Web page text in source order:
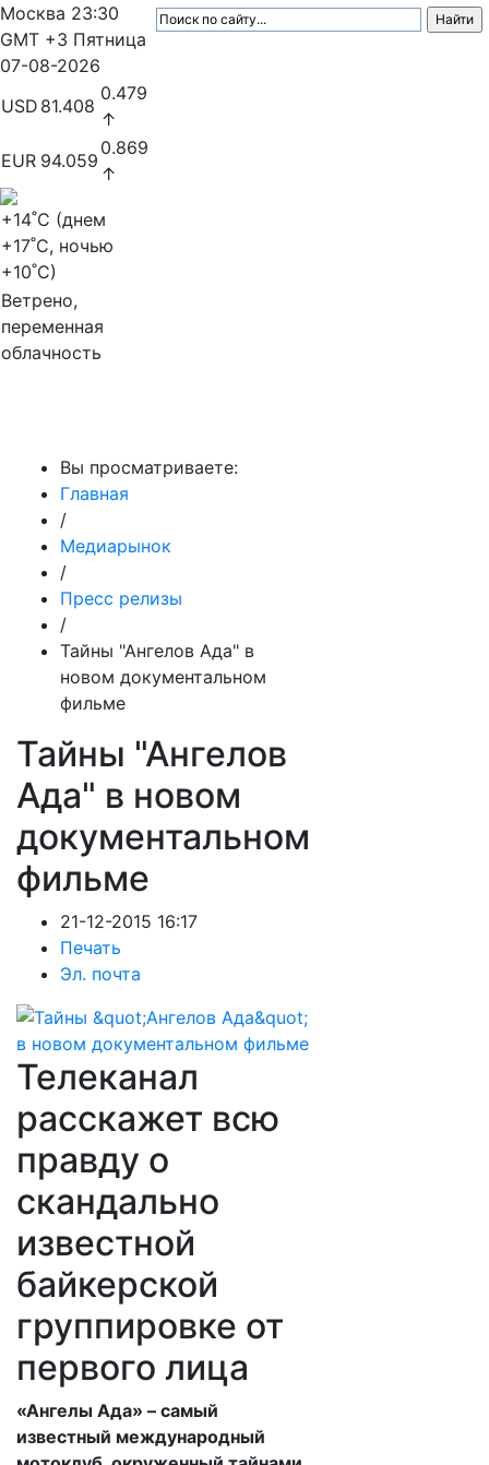
Москва 23:30
GMT +3 Пятница
07-08-2026
USD 81.408
0.479
↑
EUR 94.059
0.869
↑
+14˚C (днем
+17˚C, ночью
+10˚C)
Ветрено,
переменная
облачность
Вы просматриваете:
Главная
/
Медиарынок
/
Пресс релизы
/
Тайны "Ангелов Ада" в
новом документальном
фильме
Тайны "Ангелов
Ада" в новом
документальном
фильме
21-12-2015 16:17
Печать
Эл. почта
Телеканал
расскажет всю
правду о
скандально
известной
байкерской
группировке от
первого лица
«Ангелы Ада» – самый
известный международный